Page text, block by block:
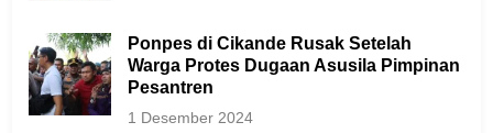
Ponpes di Cikande Rusak Setelah
Warga Protes Dugaan Asusila Pimpinan
Pesantren
1 Desember 2024